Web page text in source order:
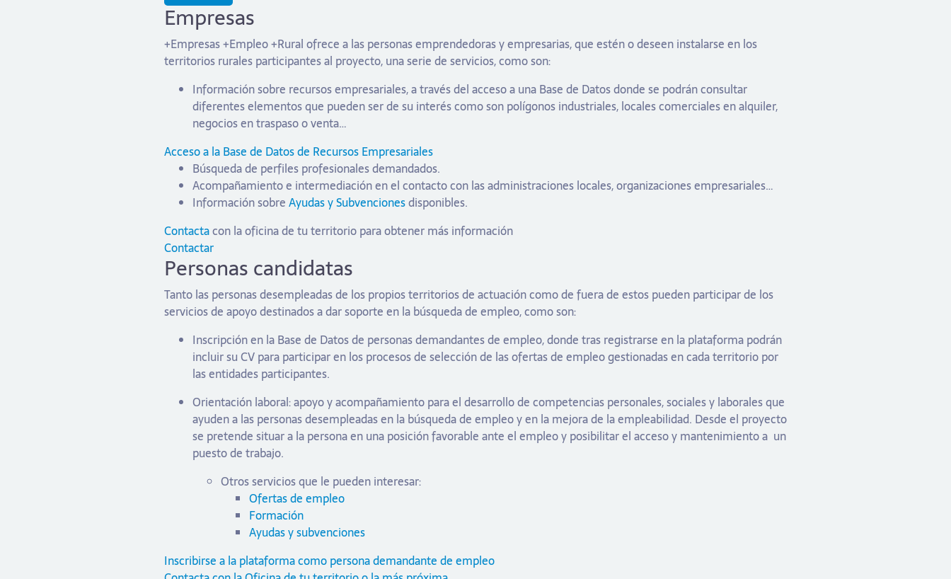
Empresas
+Empresas +Empleo +Rural ofrece a las personas emprendedoras y empresarias, que estén o deseen instalarse en los
territorios rurales participantes al proyecto, una serie de servicios, como son:
Información sobre recursos empresariales, a través del acceso a una Base de Datos donde se podrán consultar
diferentes elementos que pueden ser de su interés como son polígonos industriales, locales comerciales en alquiler,
negocios en traspaso o venta…
Acceso a la Base de Datos de Recursos Empresariales
Búsqueda de perfiles profesionales demandados.
Acompañamiento e intermediación en el contacto con las administraciones locales, organizaciones empresariales…
Información sobreAyudas y Subvencionesdisponibles.
Contactacon la oficina de tu territorio para obtener más información
Contactar
Personas candidatas
Tanto las personas desempleadas de los propios territorios de actuación como de fuera de estos pueden participar de los
servicios de apoyo destinados a dar soporte en la búsqueda de empleo, como son:
Inscripción en la Base de Datos de personas demandantes de empleo, donde tras registrarse en la plataforma podrán
incluir su CV para participar en los procesos de selección de las ofertas de empleo gestionadas en cada territorio por
las entidades participantes.
Orientación laboral: apoyo y acompañamiento para el desarrollo de competencias personales, sociales y laborales que
ayuden a las personas desempleadas en la búsqueda de empleo y en la mejora de la empleabilidad. Desde el proyecto
se pretende situar a la persona en una posición favorable ante el empleo y posibilitar el acceso y mantenimiento a un
puesto de trabajo.
Otros servicios que le pueden interesar:
Ofertas de empleo
Formación
Ayudas y subvenciones
Inscribirse a la plataforma como persona demandante de empleo